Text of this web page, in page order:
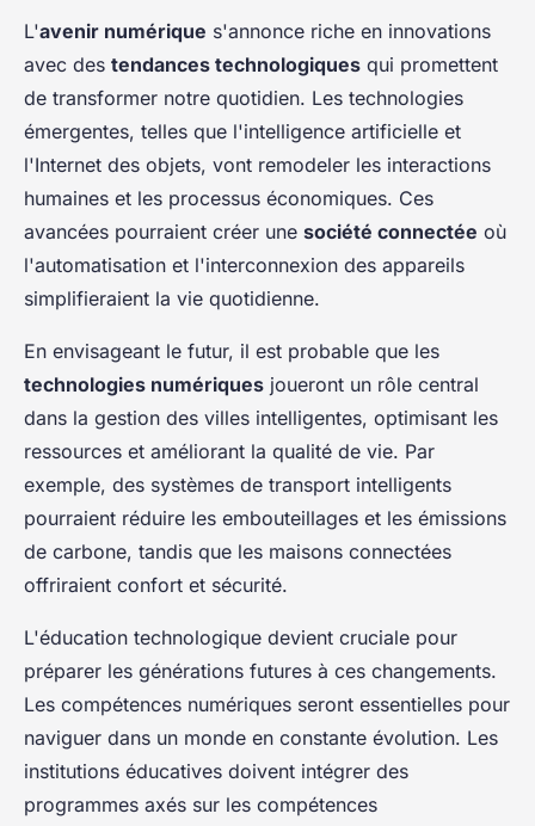
L'avenir numérique s'annonce riche en innovations
avec des tendances technologiques qui promettent
de transformer notre quotidien. Les technologies
émergentes, telles que l'intelligence artificielle et
l'Internet des objets, vont remodeler les interactions
humaines et les processus économiques. Ces
avancées pourraient créer une société connectée où
l'automatisation et l'interconnexion des appareils
simplifieraient la vie quotidienne.
En envisageant le futur, il est probable que les
technologies numériques joueront un rôle central
dans la gestion des villes intelligentes, optimisant les
ressources et améliorant la qualité de vie. Par
exemple, des systèmes de transport intelligents
pourraient réduire les embouteillages et les émissions
de carbone, tandis que les maisons connectées
offriraient confort et sécurité.
L'éducation technologique devient cruciale pour
préparer les générations futures à ces changements.
Les compétences numériques seront essentielles pour
naviguer dans un monde en constante évolution. Les
institutions éducatives doivent intégrer des
programmes axés sur les compétences